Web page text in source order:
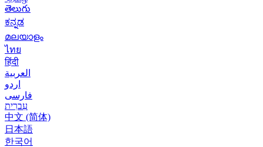
తెలుగు
ಕನ್ನಡ
മലയാളം
ไทย
हिंदी
العربية
اردو
فارسی
עִברִית
中文 (简体)
日本語
한국어